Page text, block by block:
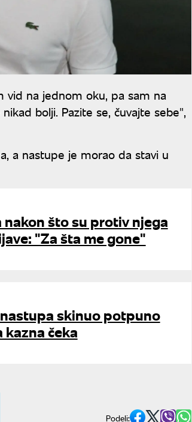
vid na jednom oku, pa sam na
bolji. Pazite se, čuvajte sebe",
a nastupe je morao da stavi u
što su protiv njega
"Za šta me gone"
skinuo potpuno
čeka
Podeli: